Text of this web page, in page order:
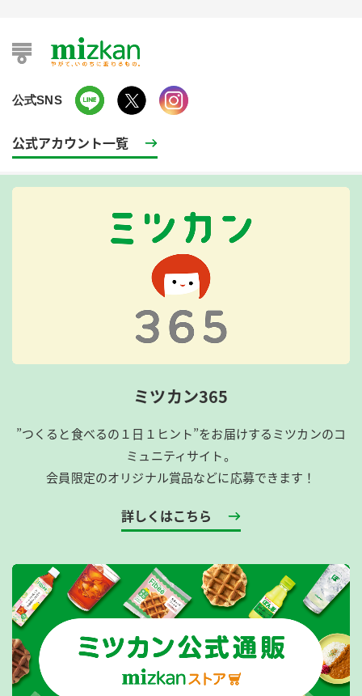
公式SNS
公式アカウント一覧
ミツカン365
”つくると食べるの１日１ヒント”をお届けするミツカンのコ
ミュニティサイト。
会員限定のオリジナル賞品などに応募できます！
詳しくはこちら